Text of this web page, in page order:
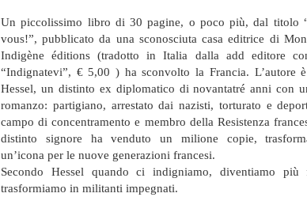
Un piccolissimo libro di 30 pagine, o poco più, dal titolo
vous!”, pubblicato da una sconosciuta casa editrice di
Indigène éditions (tradotto in Italia dalla add editore
“Indignatevi”, € 5,00 ) ha sconvolto la Francia. L’autore è
Hessel, un distinto ex diplomatico di novantatré anni con
romanzo: partigiano, arrestato dai nazisti, torturato e
campo di concentramento e membro della Resistenza
distinto signore ha venduto un milione copie,
un’icona per le nuove generazioni francesi.
Secondo Hessel quando ci indigniamo, diventiamo
trasformiamo in militanti impegnati.